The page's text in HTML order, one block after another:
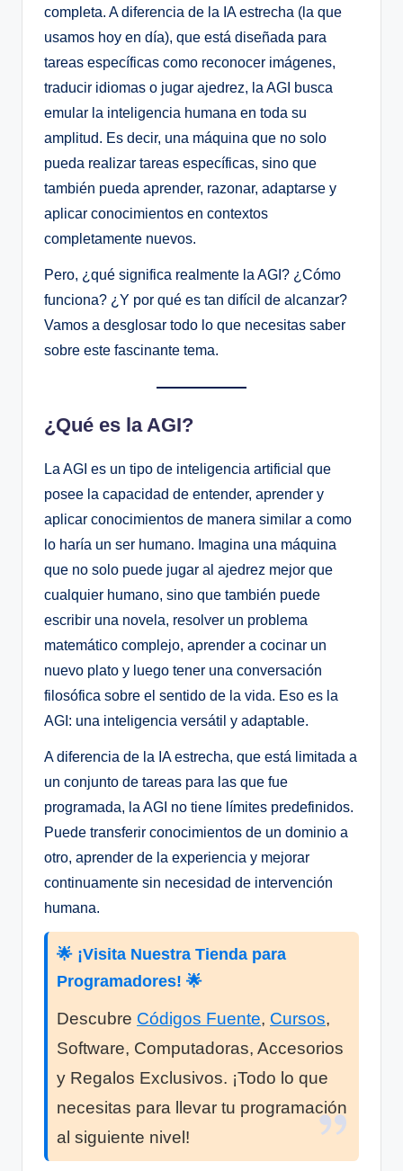
completa. A diferencia de la IA estrecha (la que
usamos hoy en día), que está diseñada para
tareas específicas como reconocer imágenes,
traducir idiomas o jugar ajedrez, la AGI busca
emular la inteligencia humana en toda su
amplitud. Es decir, una máquina que no solo
pueda realizar tareas específicas, sino que
también pueda aprender, razonar, adaptarse y
aplicar conocimientos en contextos
completamente nuevos.
Pero, ¿qué significa realmente la AGI? ¿Cómo
funciona? ¿Y por qué es tan difícil de alcanzar?
Vamos a desglosar todo lo que necesitas saber
sobre este fascinante tema.
¿Qué es la AGI?
La AGI es un tipo de inteligencia artificial que
posee la capacidad de entender, aprender y
aplicar conocimientos de manera similar a como
lo haría un ser humano. Imagina una máquina
que no solo puede jugar al ajedrez mejor que
cualquier humano, sino que también puede
escribir una novela, resolver un problema
matemático complejo, aprender a cocinar un
nuevo plato y luego tener una conversación
filosófica sobre el sentido de la vida. Eso es la
AGI: una inteligencia versátil y adaptable.
A diferencia de la IA estrecha, que está limitada a
un conjunto de tareas para las que fue
programada, la AGI no tiene límites predefinidos.
Puede transferir conocimientos de un dominio a
otro, aprender de la experiencia y mejorar
continuamente sin necesidad de intervención
humana.
🌟 ¡Visita Nuestra Tienda para
Programadores! 🌟
Descubre Códigos Fuente, Cursos,
Software, Computadoras, Accesorios
y Regalos Exclusivos. ¡Todo lo que
necesitas para llevar tu programación
al siguiente nivel!